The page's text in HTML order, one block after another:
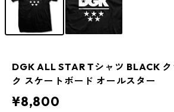
DGK ALL STAR Tシャツ BLACK ク
ク スケートボード オールスター
¥8,800